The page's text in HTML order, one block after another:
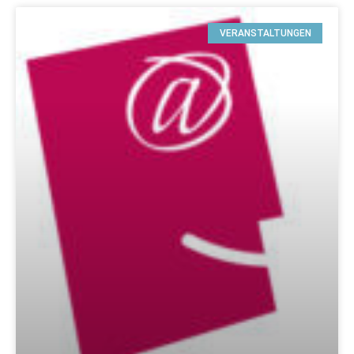
VERANSTALTUNGEN